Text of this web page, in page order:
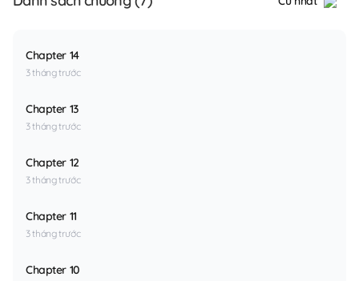
Chapter 14
3 tháng trước
Chapter 13
3 tháng trước
Chapter 12
3 tháng trước
Chapter 11
3 tháng trước
Chapter 10